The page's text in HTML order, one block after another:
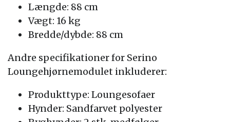
Længde: 88 cm
Vægt: 16 kg
Bredde/dybde: 88 cm
Andre specifikationer for Serino
Loungehjørnemodulet inkluderer:
Produkttype: Loungesofaer
Hynder: Sandfarvet polyester